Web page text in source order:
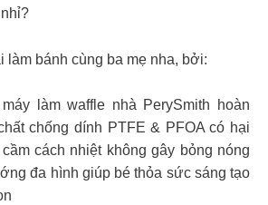
làm bánh cùng ba mẹ nha, bởi:
làm waffle nhà PerySmith hoàn
chống dính PTFE & PFOA có hại
cách nhiệt không gây bỏng nóng
đa hình giúp bé thỏa sức sáng tạo